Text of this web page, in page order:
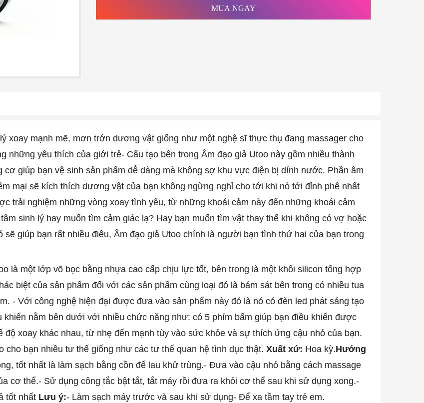
MUA NGAY
xoay mạnh mẽ, mơn trớn dương vật giống như một nghệ sĩ thực thụ đang massager cho
những yêu thích của giới trẻ- Cấu tạo bên trong Âm đạo giả Utoo này gồm nhiều thành
giúp bạn vệ sinh sản phẩm dễ dàng mà không sợ khu vực điện bị dính nước. Phần âm
mại sẽ kích thích dương vật của bạn không ngừng nghỉ cho tới khi nó tới đỉnh phê nhất
trải nghiệm những vòng xoay tình yêu, từ những khoái cảm này đến những khoái cảm
sinh lý hay muốn tìm cảm giác lạ? Hay bạn muốn tìm vật thay thế khi không có vợ hoặc
sẽ giúp bạn rất nhiều điều, Âm đạo giả Utoo chính là người bạn tình thứ hai của bạn trong
là một lớp võ bọc bằng nhựa cao cấp chịu lực tốt, bên trong là một khối silicon tổng hợp
biệt của sản phẩm đối với các sản phẩm cùng loại đó là bám sát bên trong có nhiều tua
- Với công nghệ hiện đại được đưa vào sản phẩm này đó là nó có đèn led phát sáng tạo
nằm bên dưới với nhiều chức năng như: có 5 phím bấm giúp bạn điều khiển được
độ xoay khác nhau, từ nhẹ đến mạnh tùy vào sức khỏe và sự thích ứng cậu nhỏ của bạn.
cho bạn nhiều tư thế giống như các tư thế quan hệ tình dục thật. Xuất xứ: Hoa kỳ.Hướng
tốt nhất là làm sạch bằng cồn để lau khử trùng.- Đưa vào cậu nhỏ bằng cách massage
cơ thể.- Sử dụng công tắc bật tắt, tắt máy rồi đưa ra khỏi cơ thể sau khi sử dụng xong.-
tốt nhất Lưu ý:- Làm sạch máy trước và sau khi sử dụng- Để xa tầm tay trẻ em.